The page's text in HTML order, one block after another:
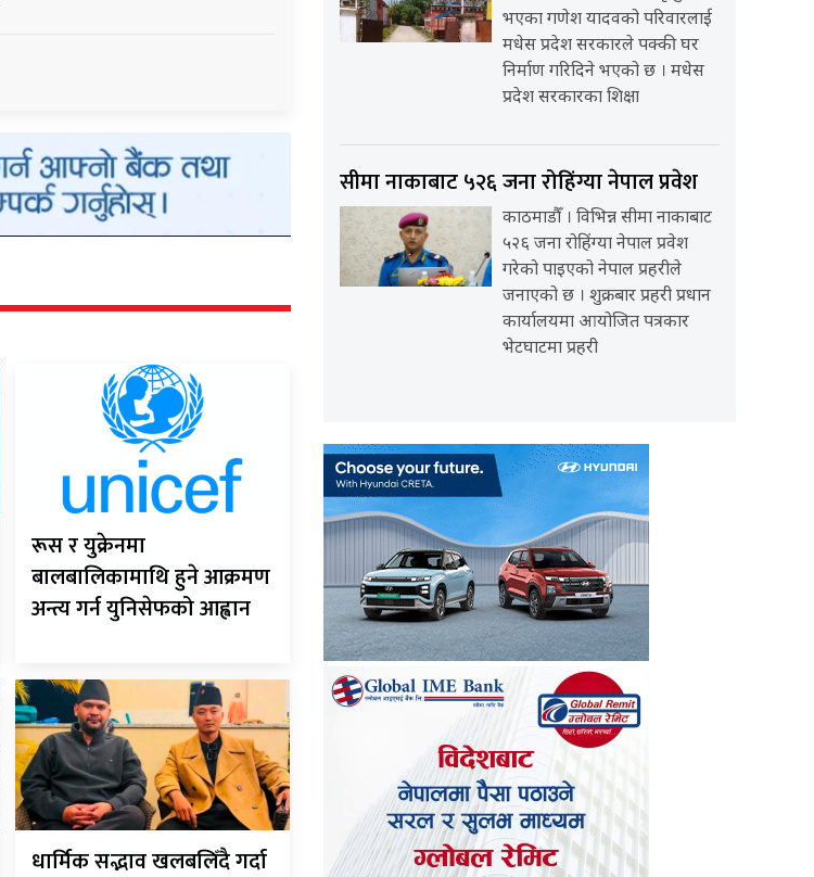
रूस र युक्रेनमा
बालबालिकामाथि हुने आक्रमण
अन्त्य गर्न युनिसेफको आह्वान
धार्मिक सद्भाव खलबलिँदै गर्दा
भएका गणेश यादवको परिवारलाई
मधेस प्रदेश सरकारले पक्की घर
निर्माण गरिदिने भएको छ । मधेस
प्रदेश सरकारका शिक्षा
सीमा नाकाबाट ५२६ जना रोहिंग्या नेपाल प्रवेश
काठमाडौँ । विभिन्न सीमा नाकाबाट
५२६ जना रोहिंग्या नेपाल प्रवेश
गरेको पाइएको नेपाल प्रहरीले
जनाएको छ । शुक्रबार प्रहरी प्रधान
कार्यालयमा आयोजित पत्रकार
भेटघाटमा प्रहरी